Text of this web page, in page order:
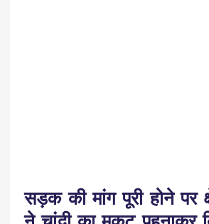
सड़क की मांग पूरी होने पर